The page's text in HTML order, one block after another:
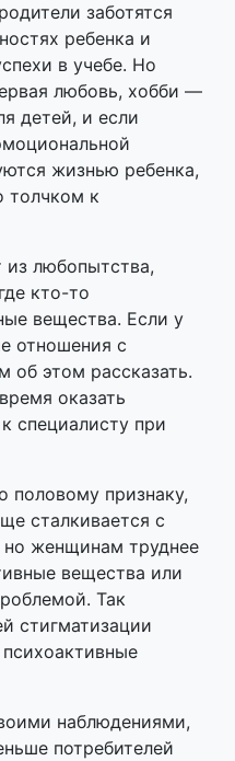
заботятся
ребенка и
в учебе. Но
любовь, хобби —
детей, и если
жизнью ребенка,
толчком к
любопытства,
кто-то
вещества. Если у
отношения с
об этом рассказать.
оказать
специалисту при
половому признаку,
сталкивается с
женщинам труднее
вещества или
Так
стигматизации
наблюдениями,
потребителей